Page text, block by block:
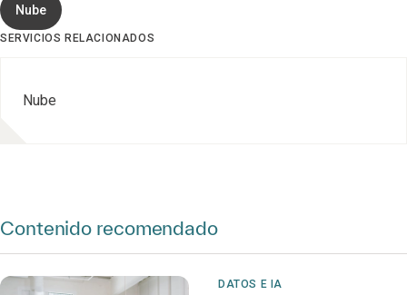
Nube
SERVICIOS RELACIONADOS
Nube
Contenido recomendado
DATOS E IA